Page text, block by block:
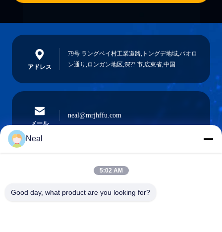
アドレス
79号 ラングベイ村工業道路,トングデ地域,バオロ
ン通り,ロンガン地区,深?? 市,広東省,中国
メール
neal@mrjhffu.com
0086-18902486836
Neal
5:02 AM
Good day, what product are you looking for?